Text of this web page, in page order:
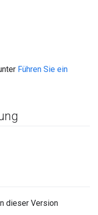
Führen Sie ein
dieser Version